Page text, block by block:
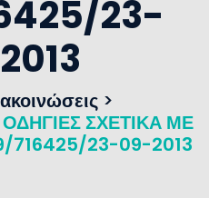
23-
>
ΣΧΕΤΙΚΑ ΜΕ
716425/23-09-2013